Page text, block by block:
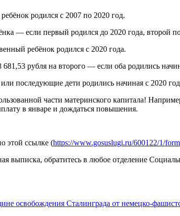
родился с 2007 по 2020 год.
— если первый родился до 2020 года, второй
ребёнок родился с 2020 года.
рубля на второго — если оба родились
последующие дети родились начиная с 2020
части материнского капитала!
в январе и дождаться повышения.
этой ссылке (https://www.gosuslugi.ru/600122/1/form
выписка, обратитесь в любое отделение
освобождения Сталинграда от немецко-